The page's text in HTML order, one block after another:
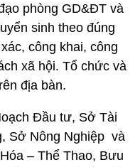
phòng GD&ĐT và
sinh theo đúng
công khai, công
xã hội. Tổ chức và
địa bàn.
Đầu tư, Sở Tài
Sở Nông Nghiệp và
– Thể Thao, Bưu